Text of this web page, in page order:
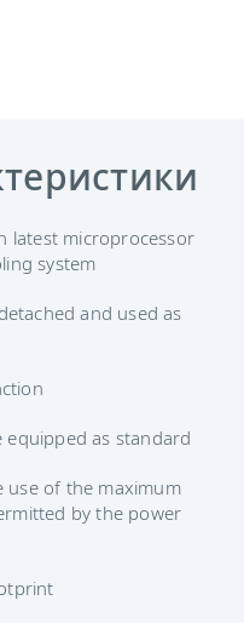
latest microprocessor
system
and used as
equipped as standard
use of the maximum
by the power